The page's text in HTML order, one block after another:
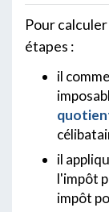
Pour
étapes :
il
il
l'impôt
impôt